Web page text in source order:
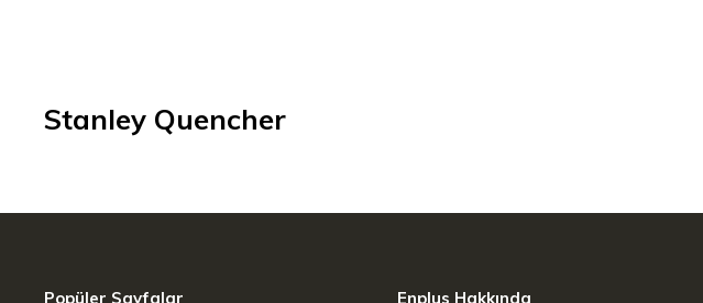
Stanley Quencher
Popüler Sayfalar Enplus Hakkında